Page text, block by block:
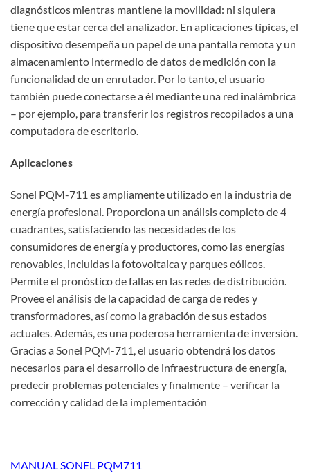
diagnósticos mientras mantiene la movilidad: ni siquiera
tiene que estar cerca del analizador. En aplicaciones típicas, el
dispositivo desempeña un papel de una pantalla remota y un
almacenamiento intermedio de datos de medición con la
funcionalidad de un enrutador. Por lo tanto, el usuario
también puede conectarse a él mediante una red inalámbrica
– por ejemplo, para transferir los registros recopilados a una
computadora de escritorio.
Aplicaciones
Sonel PQM-711 es ampliamente utilizado en la industria de
energía profesional. Proporciona un análisis completo de 4
cuadrantes, satisfaciendo las necesidades de los
consumidores de energía y productores, como las energías
renovables, incluidas la fotovoltaica y parques eólicos.
Permite el pronóstico de fallas en las redes de distribución.
Provee el análisis de la capacidad de carga de redes y
transformadores, así como la grabación de sus estados
actuales. Además, es una poderosa herramienta de inversión.
Gracias a Sonel PQM-711, el usuario obtendrá los datos
necesarios para el desarrollo de infraestructura de energía,
predecir problemas potenciales y finalmente – verificar la
corrección y calidad de la implementación
MANUAL SONEL PQM711